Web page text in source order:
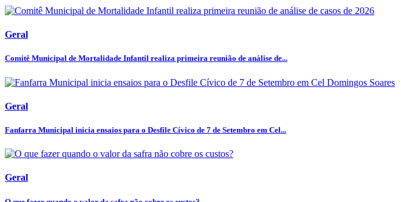
Geral
Comitê Municipal de Mortalidade Infantil realiza primeira reunião de análise de...
Geral
Fanfarra Municipal inicia ensaios para o Desfile Cívico de 7 de Setembro em Cel...
Geral